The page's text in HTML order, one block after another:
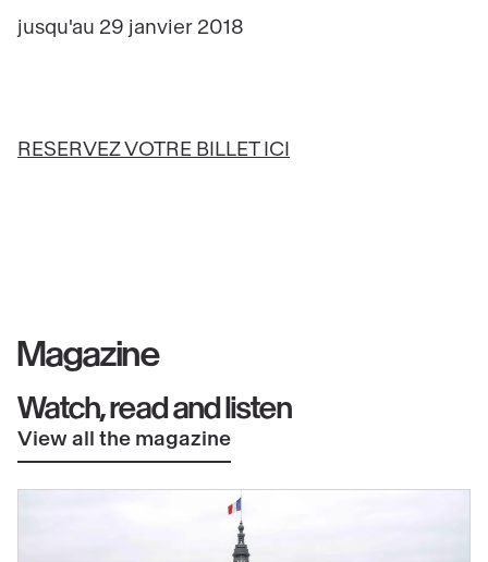
jusqu'au 29 janvier 2018
RESERVEZ VOTRE BILLET ICI
Magazine
Watch, read and listen
View all the magazine